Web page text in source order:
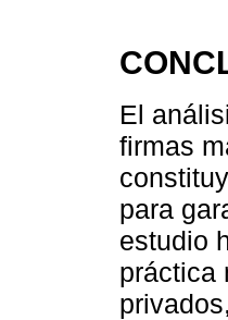
El
firmas
para
estudio
práctica